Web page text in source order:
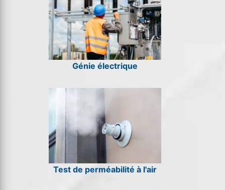
Génie électrique
Test de perméabilité à l'air